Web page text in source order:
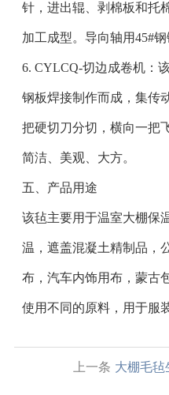
针，进出辊、剥棉板和托
加工成型。导向轴用45#
6. CYLCQ-切边成卷机：
钢板焊接制作而成，集传
把硬切刀分切，横向一把
简洁、美观、大方。
五、产品用途
该毡主要用于温室大棚保
温，遮盖混凝土精制品，
布，汽车内饰用布，蒙古
使用不同的原料，用于服
上一条 大棚毛毡